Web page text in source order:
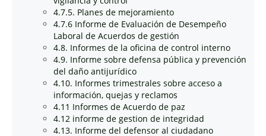
4.7.5. Planes de mejoramiento
4.7.6 Informe de Evaluación de Desempeño
Laboral de Acuerdos de gestión
4.8. Informes de la oficina de control interno
4.9. Informe sobre defensa pública y prevención
del daño antijurídico
4.10. Informes trimestrales sobre acceso a
información, quejas y reclamos
4.11 Informes de Acuerdo de paz
4.12 informe de gestion de integridad
4.13. Informe del defensor al ciudadano